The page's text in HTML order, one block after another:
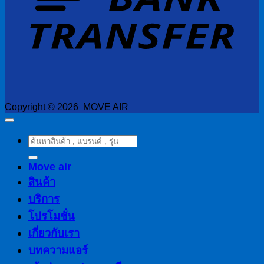
Copyright © 2026 MOVE AIR
ค้นหา:
Move air
สินค้า
บริการ
โปรโมชั่น
เกี่ยวกับเรา
บทความแอร์